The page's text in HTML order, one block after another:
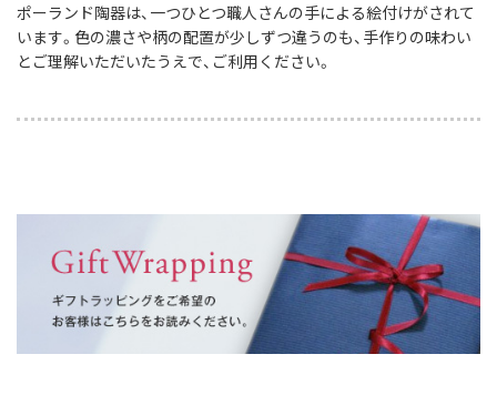
ポーランド陶器は、一つひとつ職人さんの手による絵付けがされて
います。色の濃さや柄の配置が少しずつ違うのも、手作りの味わい
とご理解いただいたうえで、ご利用ください。